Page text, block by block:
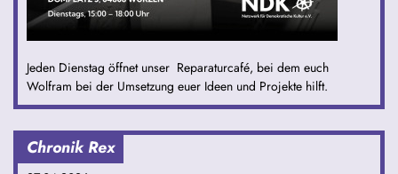
Jeden Dienstag öffnet unser Reparaturcafé, bei dem euch
Wolfram bei der Umsetzung euer Ideen und Projekte hilft.
Chronik Rex